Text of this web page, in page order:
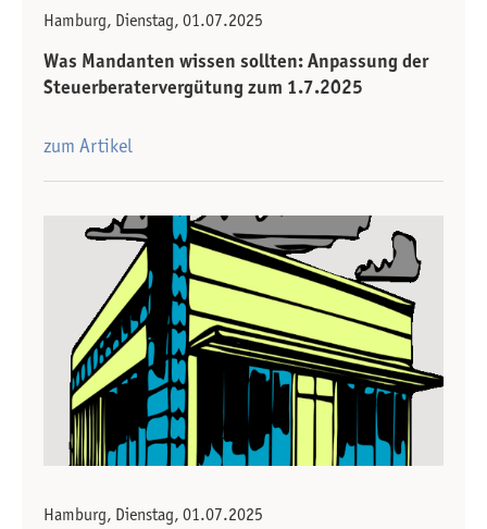
Hamburg, Dienstag, 01.07.2025
Was Mandanten wissen sollten: Anpassung der
Steuerberater­vergütung zum 1.7.2025
zum Artikel
Hamburg, Dienstag, 01.07.2025